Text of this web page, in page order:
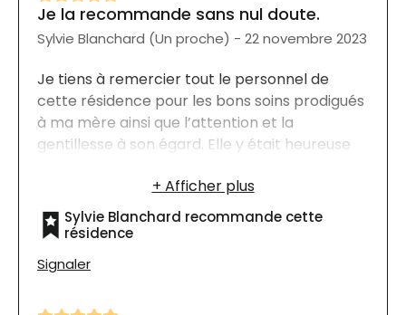
Je la recommande sans nul doute.
Sylvie Blanchard (Un proche) - 22 novembre 2023
Je tiens à remercier tout le personnel de
cette résidence pour les bons soins prodigués
à ma mère ainsi que l’attention et la
gentillesse à son égard. Elle y était heureuse
et tous. Sylvie Blanchard
Sylvie Blanchard recommande cette
résidence
Signaler